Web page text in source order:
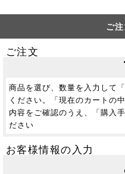
ご
ご注文
商品を選び、数量を入力して
ください。「現在のカートの
内容をご確認のうえ、「購入
ださい
お客様情報の入力